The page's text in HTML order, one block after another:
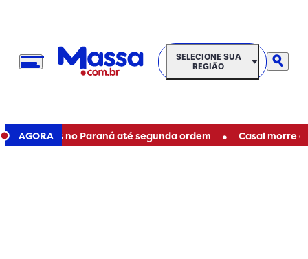
SELECIONE SUA REGIÃO
SELECIONE SUA
REGIÃO
AGORAno Paraná até segunda ordem • Casal morre em